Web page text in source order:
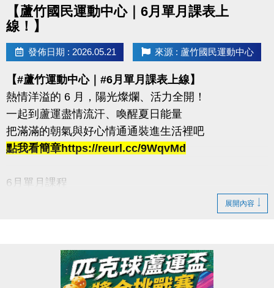
送完為止）
加碼優惠 :
1.參賽者折扣：參賽者於活動後1週內可享9折購買家
教課程或團體課程（含體驗課程）。
2.運動持續挑戰方案：參賽者若於活動後1週內報名體
適能月會員或者海陸卡，可享9折優惠。
活動優惠不得與其他折扣、優惠、行銷活動合併使用
連絡資訊
-官網 :
https://www.lzsports.com.tw/zh_TW/news/pageID/1/
【蘆竹國民運動中心｜6月單月課表上
線！】
發佈日期 : 2026.05.21 來源 : 蘆竹國民運動中心
【#蘆竹運動中心｜#6月單月課表上線】
熱情洋溢的 6 月，陽光燦爛、活力全開！
一起到蘆運盡情流汗、喚醒夏日能量
把滿滿的朝氣與好心情通通裝進生活裡吧
點我看簡章https://reurl.cc/9WqvMd
6月單月課程
▶ 課程臨櫃報名，【NEW】課程可使用APP報名。
▶ 上課請穿著運動服裝，並攜帶毛巾、水。
▶ 有氧、瑜珈、飛輪需年滿15歲；懸吊、空瑜需年滿
展開內容